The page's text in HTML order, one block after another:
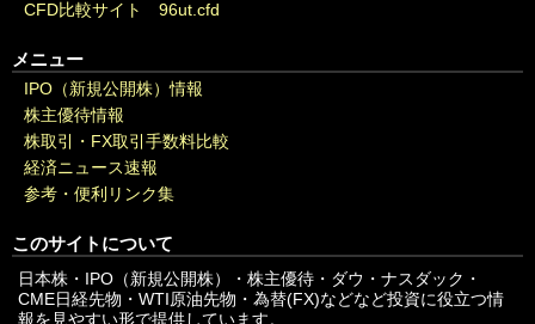
CFD比較サイト 96ut.cfd
メニュー
IPO（新規公開株）情報
株主優待情報
株取引・FX取引手数料比較
経済ニュース速報
参考・便利リンク集
このサイトについて
日本株・IPO（新規公開株）・株主優待・ダウ・ナスダック・
CME日経先物・WTI原油先物・為替(FX)などなど投資に役立つ情
報を見やすい形で提供しています。